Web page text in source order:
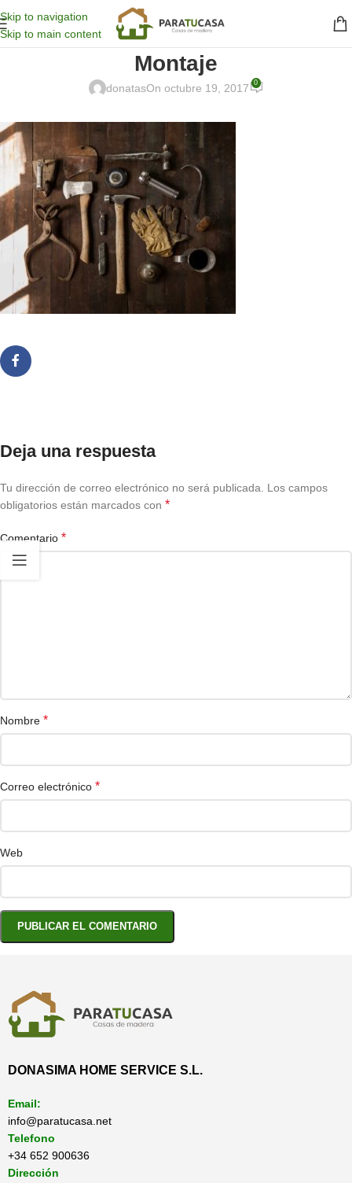
Skip to navigation
Skip to main content
Montaje
donatasOn octubre 19, 2017 0
Deja una respuesta
Tu dirección de correo electrónico no será publicada.
Los campos
obligatorios están marcados con *
Comentario *
Nombre *
Correo electrónico *
Web
DONASIMA HOME SERVICE S.L.
Email:
info@paratucasa.net
Telefono
+34 652 900636
Dirección